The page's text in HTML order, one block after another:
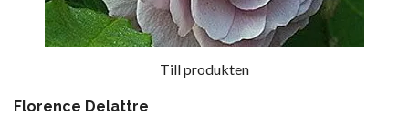
Till produkten
Florence Delattre